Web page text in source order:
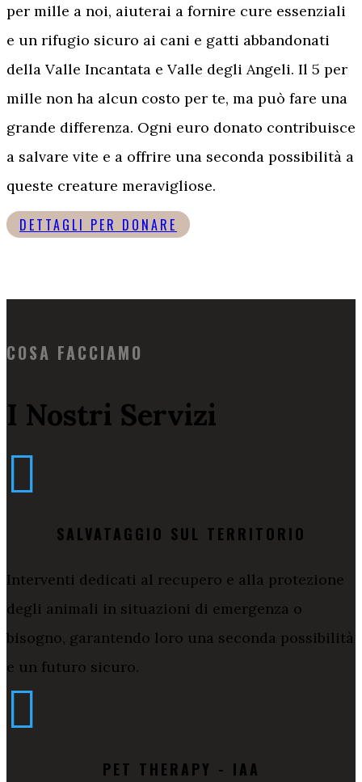
per mille a noi, aiuterai a fornire cure essenziali
e un rifugio sicuro ai cani e gatti abbandonati
della Valle Incantata e Valle degli Angeli. Il 5 per
mille non ha alcun costo per te, ma può fare una
grande differenza. Ogni euro donato contribuisce
a salvare vite e a offrire una seconda possibilità a
queste creature meravigliose.
DETTAGLI PER DONARE
COSA FACCIAMO
I Nostri Servizi

SALVATAGGIO SUL TERRITORIO
Interventi dedicati al recupero e alla protezione
degli animali in situazioni di emergenza o
bisogno, garantendo loro una seconda possibilità
e un futuro sicuro.

PET THERAPY - IAA